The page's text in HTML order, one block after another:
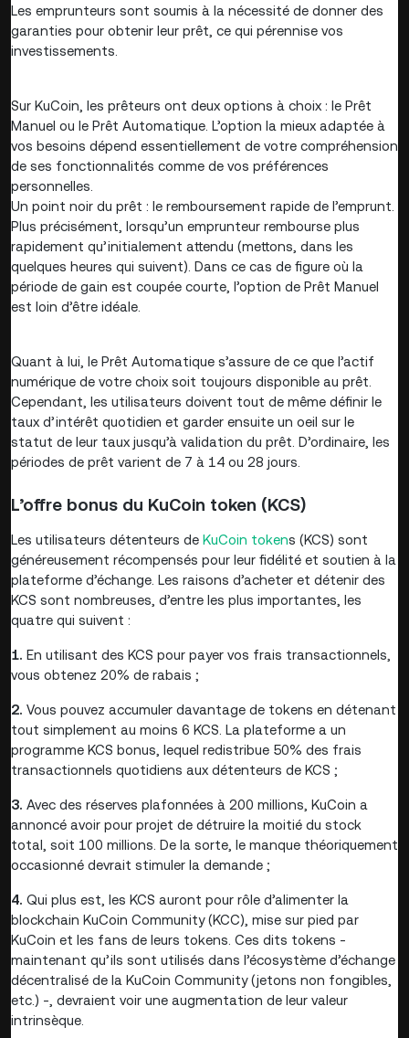
Les emprunteurs sont soumis à la nécessité de donner des
garanties pour obtenir leur prêt, ce qui pérennise vos
investissements.
Sur KuCoin, les prêteurs ont deux options à choix : le Prêt
Manuel ou le Prêt Automatique. L’option la mieux adaptée à
vos besoins dépend essentiellement de votre compréhension
de ses fonctionnalités comme de vos préférences
personnelles.
Un point noir du prêt : le remboursement rapide de l’emprunt.
Plus précisément, lorsqu’un emprunteur rembourse plus
rapidement qu’initialement attendu (mettons, dans les
quelques heures qui suivent). Dans ce cas de figure où la
période de gain est coupée courte, l’option de Prêt Manuel
est loin d’être idéale.
Quant à lui, le Prêt Automatique s’assure de ce que l’actif
numérique de votre choix soit toujours disponible au prêt.
Cependant, les utilisateurs doivent tout de même définir le
taux d’intérêt quotidien et garder ensuite un oeil sur le
statut de leur taux jusqu’à validation du prêt. D’ordinaire, les
périodes de prêt varient de 7 à 14 ou 28 jours.
L’offre bonus du KuCoin token (KCS)
Les utilisateurs détenteurs de KuCoin tokens (KCS) sont
généreusement récompensés pour leur fidélité et soutien à la
plateforme d’échange. Les raisons d’acheter et détenir des
KCS sont nombreuses, d’entre les plus importantes, les
quatre qui suivent :
1. En utilisant des KCS pour payer vos frais transactionnels,
vous obtenez 20% de rabais ;
2. Vous pouvez accumuler davantage de tokens en détenant
tout simplement au moins 6 KCS. La plateforme a un
programme KCS bonus, lequel redistribue 50% des frais
transactionnels quotidiens aux détenteurs de KCS ;
3. Avec des réserves plafonnées à 200 millions, KuCoin a
annoncé avoir pour projet de détruire la moitié du stock
total, soit 100 millions. De la sorte, le manque théoriquement
occasionné devrait stimuler la demande ;
4. Qui plus est, les KCS auront pour rôle d’alimenter la
blockchain KuCoin Community (KCC), mise sur pied par
KuCoin et les fans de leurs tokens. Ces dits tokens -
maintenant qu’ils sont utilisés dans l’écosystème d’échange
décentralisé de la KuCoin Community (jetons non fongibles,
etc.) -, devraient voir une augmentation de leur valeur
intrinsèque.